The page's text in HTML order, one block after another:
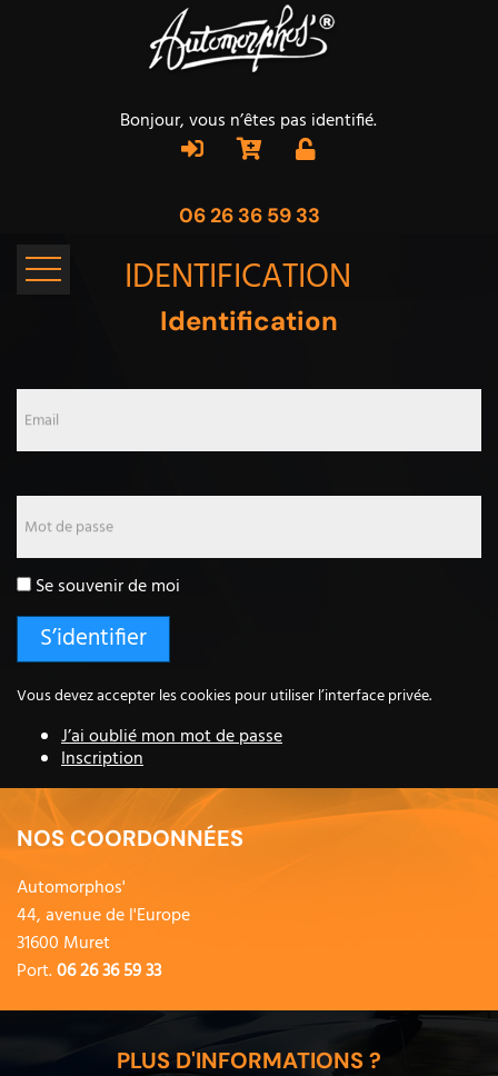
Bonjour, vous n’êtes pas identifié.
06 26 36 59 33
IDENTIFICATION
Identification
Email
Mot de passe
Se souvenir de moi
Vous devez accepter les cookies pour utiliser l’interface privée.
J’ai oublié mon mot de passe
Inscription
NOS COORDONNÉES
Automorphos'
44, avenue de l'Europe
31600 Muret
Port.06 26 36 59 33
PLUS D'INFORMATIONS ?